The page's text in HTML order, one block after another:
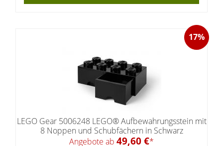
17%
LEGO Gear 5006248 LEGO® Aufbewahrungsstein mit
8 Noppen und Schubfächern in Schwarz
Angebote ab 49,60 €*